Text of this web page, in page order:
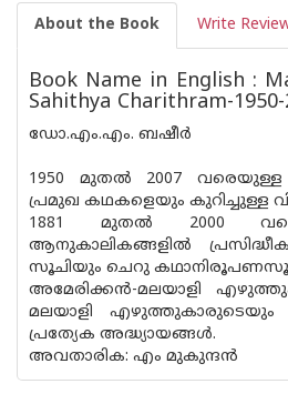
About the Book Write
Book Name in English :
Sahithya Charithram-1950-
ഡോ.എം.എം. ബഷീർ
1950 മുതൽ 2007
പ്രമുഖ കഥകളെയും കുറിച്ചുള്ള
1881 മുതൽ 2000
ആനുകാലികങ്ങളിൽ
സൂചിയും ചെറു
അമേരിക്കൻ-മലയാളി
മലയാളി എഴുത്തുകാരുടെയും
പ്രത്യേക അദ്ധ്യായങ്ങൾ.
അവതാരിക: എം മുകുന്ദൻ